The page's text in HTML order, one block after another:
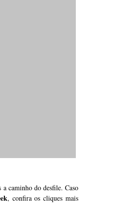
caminho do desfile. Caso
, confira os cliques mais